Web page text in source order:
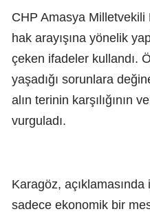
CHP Amasya
hak arayışına yönelik
çeken ifadeler kullandı.
yaşadığı sorunlara
alın terinin karşılığının
vurguladı.
Karagöz,
sadece ekonomik bir